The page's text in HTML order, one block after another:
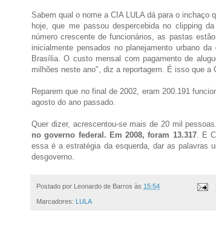
Sabem qual o nome a CIA LULA dá para o inchaço
hoje, que me passou despercebida no clipping
número crescente de funcionários, as pastas
inicialmente pensados no planejamento urbano
Brasília. O custo mensal com pagamento de
milhões neste ano", diz a reportagem. É isso que a
Reparem que no final de 2002, eram 200.191
agosto do ano passado.
Quer dizer, acrescentou-se mais de 20 mil
no governo federal. Em 2008, foram 13.317. E
essa é a estratégia da esquerda, dar as palavras
desgoverno.
Postado por Leonardo de Barros às 15:54
Marcadores: LULA